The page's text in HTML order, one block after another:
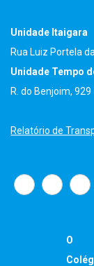
Unidade Itaigara
Rua Luiz Portela
Unidade Tempo
R. do Benjoim,
Relatório de
O